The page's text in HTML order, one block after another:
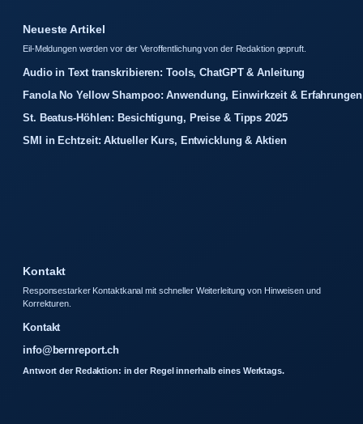
Neueste Artikel
Eil-Meldungen werden vor der Veroffentlichung von der Redaktion gepruft.
Audio in Text transkribieren: Tools, ChatGPT & Anleitung
Fanola No Yellow Shampoo: Anwendung, Einwirkzeit & Erfahrungen
St. Beatus-Höhlen: Besichtigung, Preise & Tipps 2025
SMI in Echtzeit: Aktueller Kurs, Entwicklung & Aktien
Kontakt
Responsestarker Kontaktkanal mit schneller Weiterleitung von Hinweisen und
Korrekturen.
Kontakt
info@bernreport.ch
Antwort der Redaktion: in der Regel innerhalb eines Werktags.